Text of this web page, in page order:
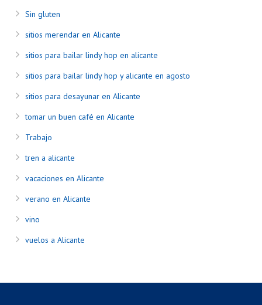
Sin gluten
sitios merendar en Alicante
sitios para bailar lindy hop en alicante
sitios para bailar lindy hop y alicante en agosto
sitios para desayunar en Alicante
tomar un buen café en Alicante
Trabajo
tren a alicante
vacaciones en Alicante
verano en Alicante
vino
vuelos a Alicante